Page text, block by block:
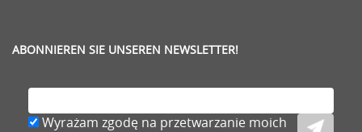
ABONNIEREN SIE UNSEREN NEWSLETTER!
Wyrażam zgodę na przetwarzanie moich